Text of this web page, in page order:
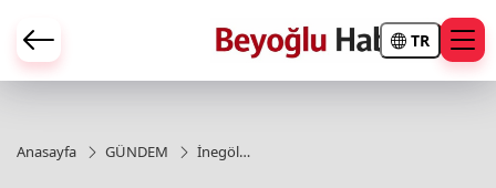
TR
Anasayfa GÜNDEM
İnegöl